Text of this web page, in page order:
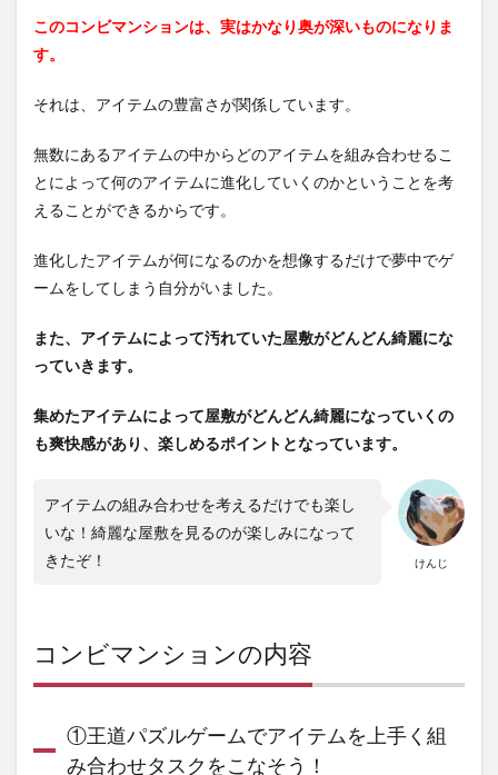
このコンビマンションは、実はかなり奥が深いものになりま
す。
それは、アイテムの豊富さが関係しています。
無数にあるアイテムの中からどのアイテムを組み合わせるこ
とによって何のアイテムに進化していくのかということを考
えることができるからです。
進化したアイテムが何になるのかを想像するだけで夢中でゲ
ームをしてしまう自分がいました。
また、アイテムによって汚れていた屋敷がどんどん綺麗にな
っていきます。
集めたアイテムによって屋敷がどんどん綺麗になっていくの
も爽快感があり、楽しめるポイントとなっています。
けんじ
アイテムの組み合わせを考えるだけでも楽し
いな！ 綺麗な屋敷を見るのが楽しみになって
きたぞ！
コンビマンションの内容
①王道パズルゲームでアイテムを上手く組
み合わせタスクをこなそう！